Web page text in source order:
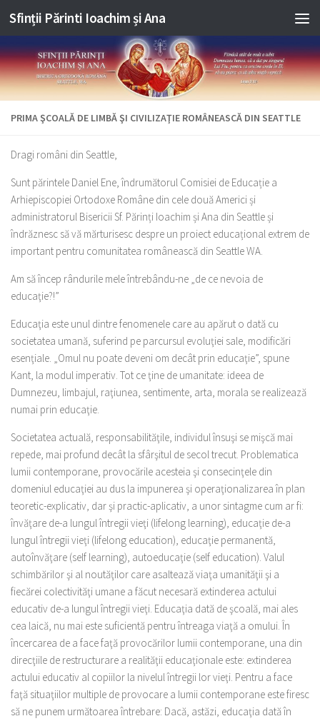
Skip to content
Sfinții Părinti Ioachim și Ana
PRIMA ŞCOALĂ DE LIMBĂ ŞI CIVILIZAŢIE ROMÂNEASCĂ DIN SEATTLE
Dragi români din Seattle,
Sunt părintele Daniel Ene, îndrumătorul Comisiei de Educație a
Arhiepiscopiei Ortodoxe Române din cele două Americi și
administratorul Bisericii Sf. Părinți Ioachim și Ana din Seattle și
îndrăznesc să vă mărturisesc despre un proiect educațional extrem de
important pentru comunitatea românească din Seattle WA.
Am să încep rândurile mele întrebându-ne „de ce nevoia de
educaţie?!”
Educaţia este unul dintre fenomenele care au apărut o dată cu
societatea umană, suferind pe parcursul evoluţiei sale, modificări
esenţiale. „Omul nu poate deveni om decât prin educaţie”, spune
Kant, la modul imperativ. Tot ce ţine de umanitate: ideea de
Dumnezeu, limbajul, raţiunea, sentimente, arta, morala se realizează
numai prin educaţie.
Societatea actuală, responsabilităţile, individul însuşi se mişcă mai
repede, mai profund decât la sfârşitul de secol trecut. Problematica
lumii contemporane, provocările acesteia şi consecinţele din
domeniul educaţiei au dus la impunerea şi operaţionalizarea în plan
teoretic-explicativ, dar şi practic-aplicativ, a unor sintagme cum ar fi:
învăţare de-a lungul întregii vieţi (lifelong learning), educaţie de-a
lungul întregii vieţi (lifelong education), educaţie permanentă,
autoînvăţare (self learning), autoeducaţie (self education). Valul
schimbărilor şi al noutăţilor care asaltează viaţa umanităţii şi a
fiecărei colectivităţi umane a făcut necesară extinderea actului
educativ de-a lungul întregii vieţi. Educaţia dată de şcoală, mai ales
cea laică, nu mai este suficientă pentru întreaga viaţă a omului. În
încercarea de a face faţă provocărilor lumii contemporane, una din
direcţiile de restructurare a realităţii educaţionale este: extinderea
actului educativ al copiilor la nivelul întregii lor vieţi. Pentru a face
faţă situaţiilor multiple de provocare a lumii contemporane este firesc
să ne punem următoarea întrebare: Dacă, astăzi, educaţia dată în